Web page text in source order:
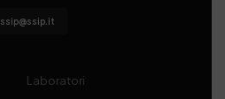
ssip@ssip.it
Laboratori